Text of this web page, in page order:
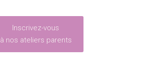
Inscrivez-vous
à nos ateliers parents